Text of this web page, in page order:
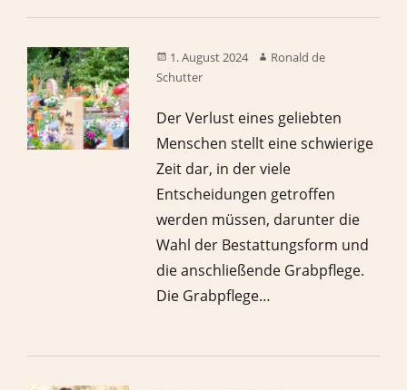
1. August 2024
Ronald de
Schutter
Der Verlust eines geliebten
Menschen stellt eine schwierige
Zeit dar, in der viele
Entscheidungen getroffen
werden müssen, darunter die
Wahl der Bestattungsform und
die anschließende Grabpflege.
Die Grabpflege…